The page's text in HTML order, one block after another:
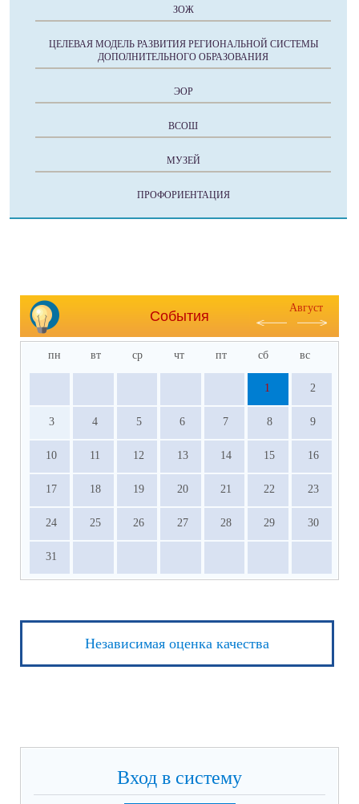
ЗОЖ
ЦЕЛЕВАЯ МОДЕЛЬ РАЗВИТИЯ РЕГИОНАЛЬНОЙ СИСТЕМЫ
ДОПОЛНИТЕЛЬНОГО ОБРАЗОВАНИЯ
ЭОР
ВСОШ
МУЗЕЙ
ПРОФОРИЕНТАЦИЯ
События
Август
пн вт ср чт пт сб вс
1 2
3 4 5 6 7 8 9
10 11 12 13 14 15 16
17 18 19 20 21 22 23
24 25 26 27 28 29 30
31
Независимая оценка качества
Вход в систему